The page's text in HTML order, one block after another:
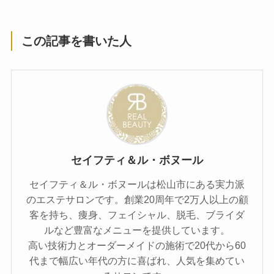
この記事を書いた人
セイフティ＆ル・ボヌール
セイフティ＆ル・ボヌールは松山市にある実力派
のエステサロンです。創業20周年で2万人以上の顧
客を持ち、痩身、フェイシャル、脱毛、ブライダ
ルなど豊富なメニューを提供しています。
高い技術力とオーダーメイドの施術で20代から60
代まで幅広い年代の方に喜ばれ、人気を集めてい